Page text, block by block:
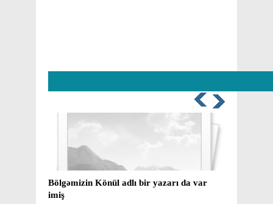
Bölgəmizin Könül adlı bir yazarı da var